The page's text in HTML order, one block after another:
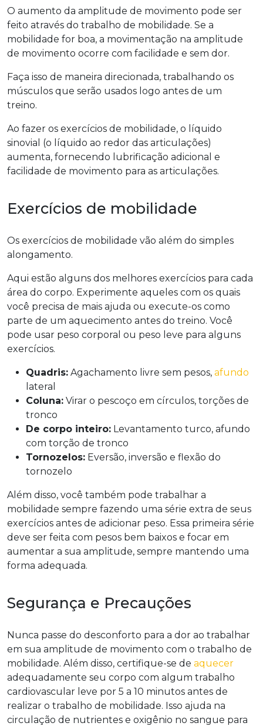
O aumento da amplitude de movimento pode ser
feito através do trabalho de mobilidade. Se a
mobilidade for boa, a movimentação na amplitude
de movimento ocorre com facilidade e sem dor.
Faça isso de maneira direcionada, trabalhando os
músculos que serão usados logo antes de um
treino.
Ao fazer os exercícios de mobilidade, o líquido
sinovial (o líquido ao redor das articulações)
aumenta, fornecendo lubrificação adicional e
facilidade de movimento para as articulações.
Exercícios de mobilidade
Os exercícios de mobilidade vão além do simples
alongamento.
Aqui estão alguns dos melhores exercícios para cada
área do corpo. Experimente aqueles com os quais
você precisa de mais ajuda ou execute-os como
parte de um aquecimento antes do treino. Você
pode usar peso corporal ou peso leve para alguns
exercícios.
Quadris: Agachamento livre sem pesos, afundo
lateral
Coluna: Virar o pescoço em círculos, torções de
tronco
De corpo inteiro: Levantamento turco, afundo
com torção de tronco
Tornozelos: Eversão, inversão e flexão do
tornozelo
Além disso, você também pode trabalhar a
mobilidade sempre fazendo uma série extra de seus
exercícios antes de adicionar peso. Essa primeira série
deve ser feita com pesos bem baixos e focar em
aumentar a sua amplitude, sempre mantendo uma
forma adequada.
Segurança e Precauções
Nunca passe do desconforto para a dor ao trabalhar
em sua amplitude de movimento com o trabalho de
mobilidade. Além disso, certifique-se de aquecer
adequadamente seu corpo com algum trabalho
cardiovascular leve por 5 a 10 minutos antes de
realizar o trabalho de mobilidade. Isso ajuda na
circulação de nutrientes e oxigênio no sangue para